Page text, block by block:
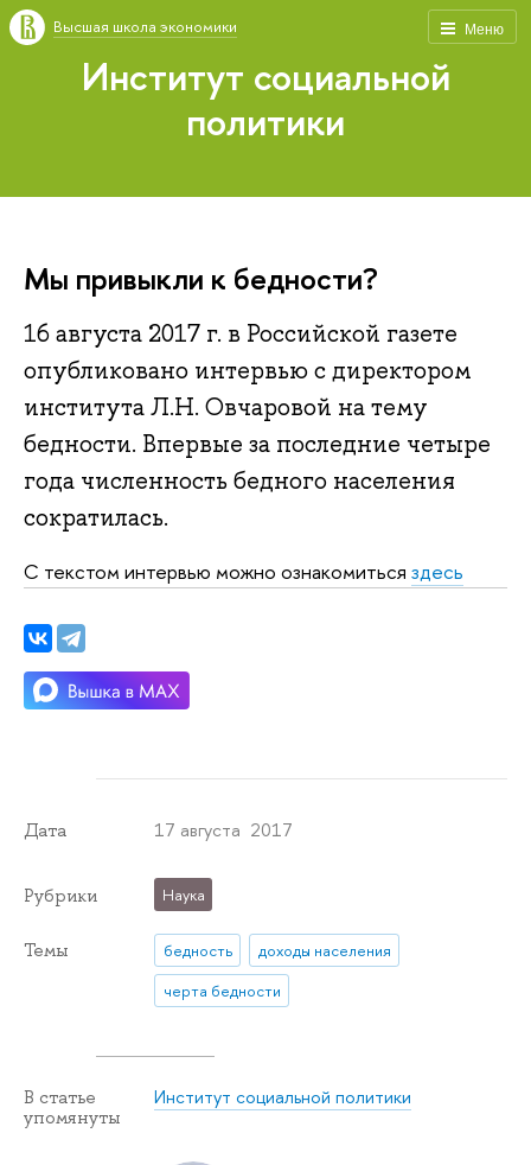
Меню
Высшая школа экономики
Институт социальной
политики
Мы привыкли к бедности?
16 августа 2017 г. в Российской газете
опубликовано интервью с директором
института Л.Н. Овчаровой на тему
бедности. Впервые за последние четыре
года численность бедного населения
сократилась.
С текстом интервью можно ознакомиться здесь
Дата 17 августа 2017
Рубрики Наука
Темы бедность
доходы населения
черта бедности
В статье
упомянуты
Институт социальной политики